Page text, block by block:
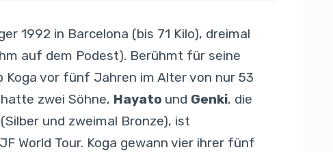
1992 in Barcelona (bis 71 Kilo), dreimal
auf dem Podest). Berühmt für seine
vor fünf Jahren im Alter von nur 53
zwei Söhne, Hayato und Genki, die
und zweimal Bronze), ist
World Tour. Koga gewann vier ihrer fünf